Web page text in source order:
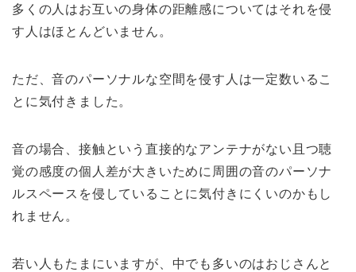
多くの人はお互いの身体の距離感についてはそれを侵
す人はほとんどいません。
ただ、音のパーソナルな空間を侵す人は一定数いるこ
とに気付きました。
音の場合、接触という直接的なアンテナがない且つ聴
覚の感度の個人差が大きいために周囲の音のパーソナ
ルスペースを侵していることに気付きにくいのかもし
れません。
若い人もたまにいますが、中でも多いのはおじさんと